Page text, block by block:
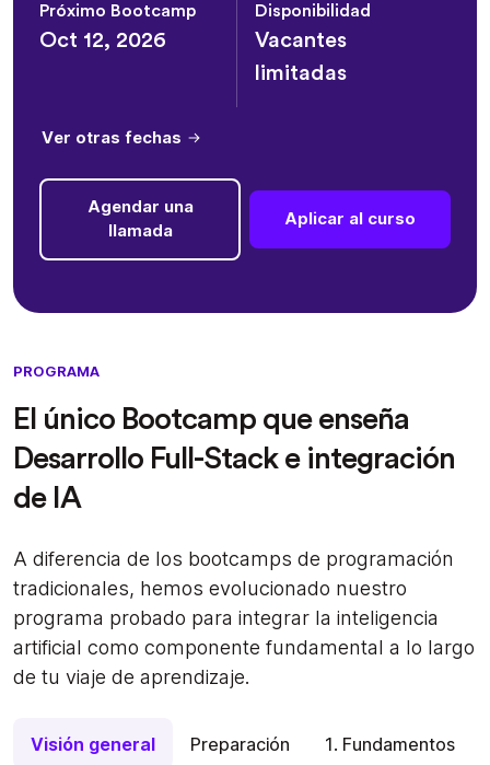
Próximo Bootcamp
Oct 12, 2026
Disponibilidad
Vacantes
limitadas
Ver otras fechas
Agendar una
llamada
Aplicar al curso
PROGRAMA
El único Bootcamp que enseña
Desarrollo Full-Stack e integración
de IA
A diferencia de los bootcamps de programación
tradicionales, hemos evolucionado nuestro
programa probado para integrar la inteligencia
artificial como componente fundamental a lo largo
de tu viaje de aprendizaje.
Visión general Preparación 1. Fundamentos